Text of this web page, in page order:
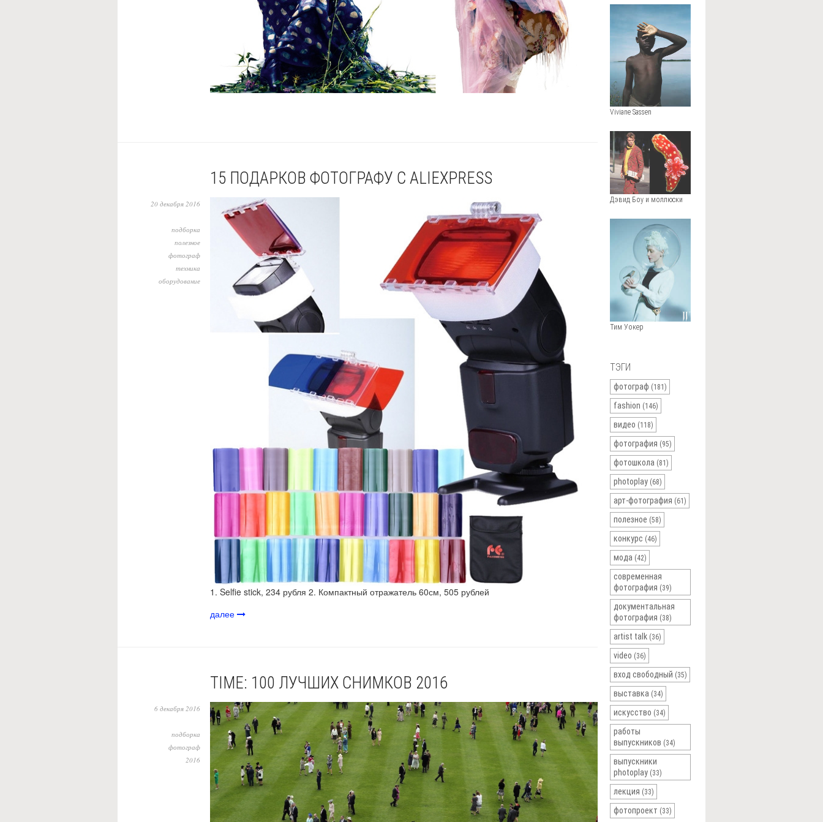
15 ПОДАРКОВ ФОТОГРАФУ С ALIEXPRESS
20 декабря 2016
подборка
полезное
фотограф
техника
оборудование
1. Selfie stick, 234 рубля 2. Компактный отражатель 60см, 505 рублей
далее
TIME: 100 ЛУЧШИХ СНИМКОВ 2016
6 декабря 2016
подборка
фотограф
2016
Viviane Sassen
Дэвид Боу и моллюски
Тим Уокер
ТЭГИ
фотограф (181)
fashion (146)
видео (118)
фотография (95)
фотошкола (81)
photoplay (68)
арт-фотография (61)
полезное (58)
конкурс (46)
мода (42)
современная
фотография (39)
документальная
фотография (38)
artist talk (36)
video (36)
вход свободный (35)
выставка (34)
искусство (34)
работы
выпускников (34)
выпускники
photoplay (33)
лекция (33)
фотопроект (33)